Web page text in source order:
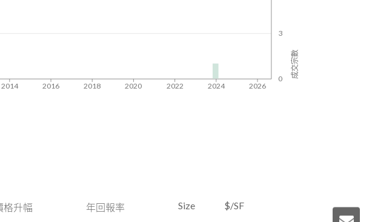
3
0
2014 2016 2018 2020 2022 2024 2026
成交宗數
格升幅 年回報率 Size $/SF